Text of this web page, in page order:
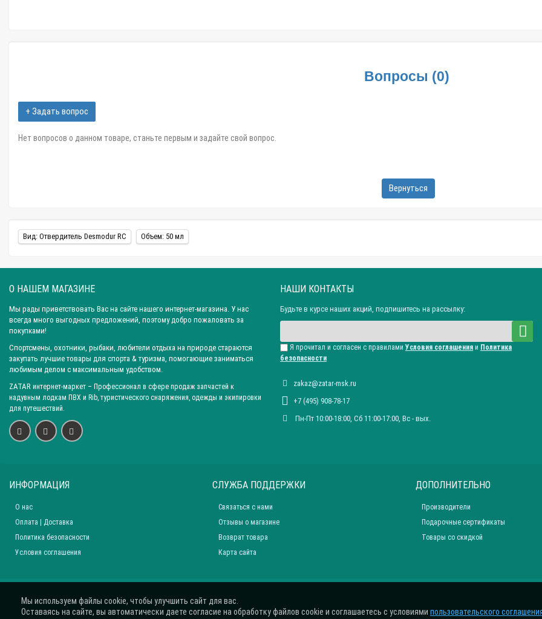
Вопросы (0)
+ Задать вопрос
Нет вопросов о данном товаре, станьте первым и задайте свой вопрос.
Вернуться
Вид: Отвердитель Desmodur RC Объем: 50 мл
О НАШЕМ МАГАЗИНЕ
Мы рады приветствовать Вас на сайте нашего интернет-магазина. У нас
всегда много выгодных предложений, поэтому добро пожаловать за
покупками!
Спортсмены, охотники, рыбаки, любители отдыха на природе стараются
закупать лучшие товары для спорта & туризма, помогающие заниматься
любимым делом с максимальным удобством.
ZATAR интернет-маркет – Профессионал в сфере продаж запчастей к
надувным лодкам ПВХ и Rib, туристического снаряжения, одежды и экипировки
для путешествий.
НАШИ КОНТАКТЫ
Будьте в курсе наших акций, подпишитесь на рассылку:
Я прочитал и согласен с правилами Условия соглашения и Политика
безопасности
zakaz@zatar-msk.ru
+7 (495) 908-78-17
Пн-Пт 10:00-18:00, Сб 11:00-17:00, Вc - вых.
ИНФОРМАЦИЯ
О нас
Оплата | Доставка
Политика безопасности
Условия соглашения
СЛУЖБА ПОДДЕРЖКИ
Связаться с нами
Отзывы о магазине
Возврат товара
Карта сайта
ДОПОЛНИТЕЛЬНО
Производители
Подарочные сертификаты
Товары со скидкой
Мы используем файлы cookie, чтобы улучшить сайт для вас.
Оставаясь на сайте, вы автоматически даете согласие на обработку файлов cookie и соглашаетесь с условиями пользовательского